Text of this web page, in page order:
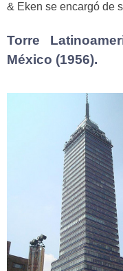
& Eken se encargó de
Torre
México (1956).